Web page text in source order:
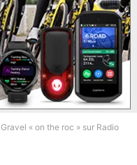
Gravel « on the roc » sur Radio